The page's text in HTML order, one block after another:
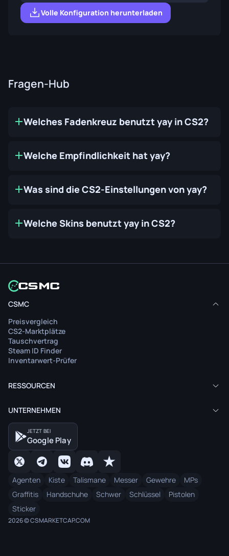
Volle Konfiguration herunterladen
Fragen-Hub
Welches Fadenkreuz benutzt yay in CS2?
Welche Empfindlichkeit hat yay?
Was sind die CS2-Einstellungen von yay?
Welche Skins benutzt yay in CS2?
CSMC
Preisvergleich
CS2-Marktplätze
Tauschvertrag
Steam ID Finder
Inventarwert-Prüfer
RESSOURCEN
UNTERNEHMEN
JETZT BEI
Google Play
Agenten Kiste Talismane Messer Gewehre
MPs
Graffitis
Handschuhe Schwer Schlüssel
Pistolen
Sticker
2026 © CSMARKETCAP.COM